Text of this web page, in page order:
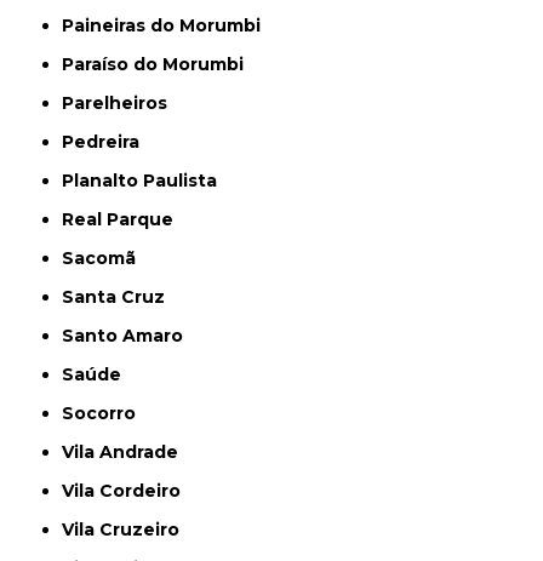
Paineiras do Morumbi
Paraíso do Morumbi
Parelheiros
Pedreira
Planalto Paulista
Real Parque
Sacomã
Santa Cruz
Santo Amaro
Saúde
Socorro
Vila Andrade
Vila Cordeiro
Vila Cruzeiro